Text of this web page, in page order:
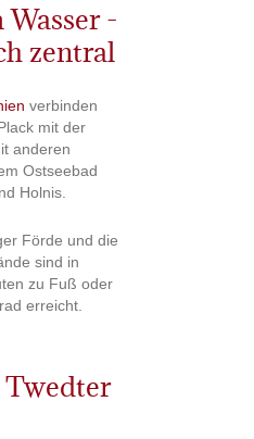
Wasser -
zentral
verbinden
mit der
anderen
Ostseebad
Holnis.
Förde und die
sind in
zu Fuß oder
erreicht.